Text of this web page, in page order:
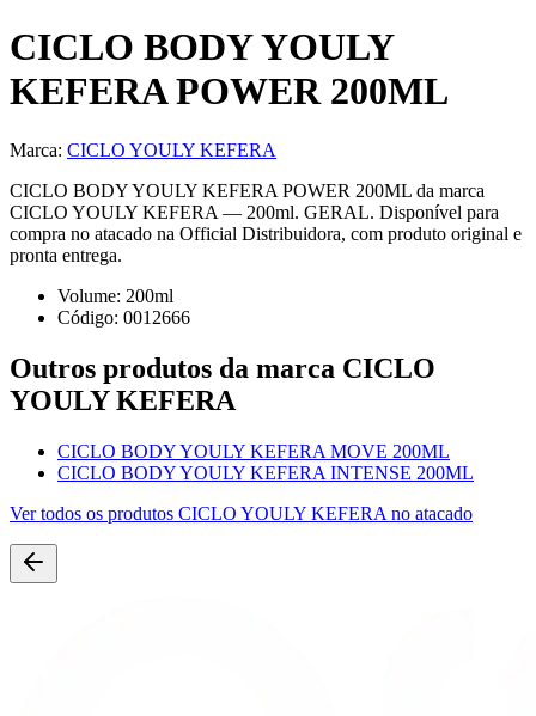
CICLO BODY YOULY
KEFERA POWER 200ML
Marca: CICLO YOULY KEFERA
CICLO BODY YOULY KEFERA POWER 200ML da marca
CICLO YOULY KEFERA — 200ml. GERAL. Disponível para
compra no atacado na Official Distribuidora, com produto original e
pronta entrega.
Volume: 200ml
Código: 0012666
Outros produtos da marca CICLO
YOULY KEFERA
CICLO BODY YOULY KEFERA MOVE 200ML
CICLO BODY YOULY KEFERA INTENSE 200ML
Ver todos os produtos CICLO YOULY KEFERA no atacado